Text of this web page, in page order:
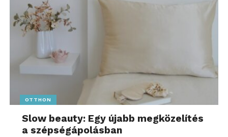
OTTHON
Slow beauty: Egy újabb megközelítés
a szépségápolásban